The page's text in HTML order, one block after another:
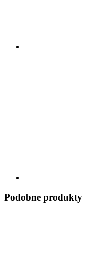
Podobne produkty